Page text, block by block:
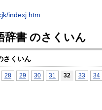
indexj.htm
辞書 のさくいん
さくいん
28 29 30 31 32 33 34